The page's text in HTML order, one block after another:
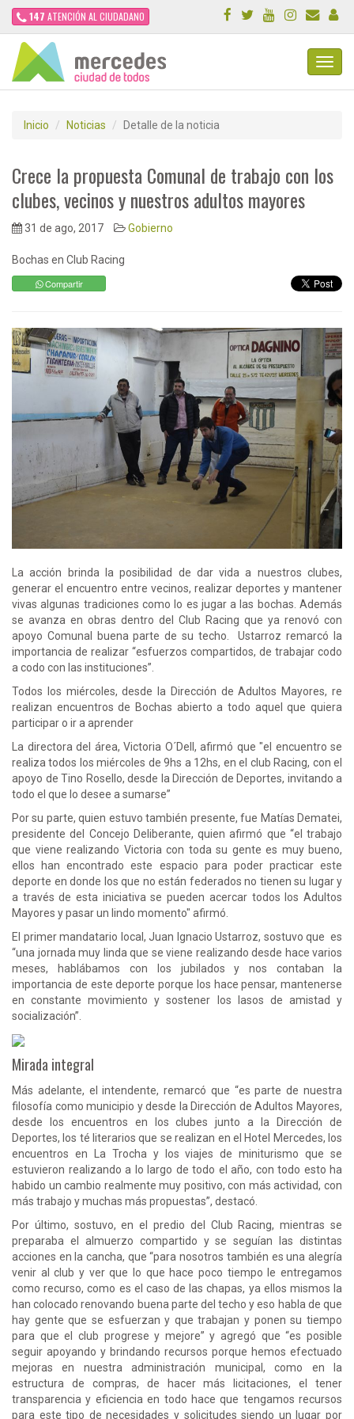
147 ATENCIÓN AL CIUDADANO
Inicio Noticias Detalle de la noticia
Crece la propuesta Comunal de trabajo con los
clubes, vecinos y nuestros adultos mayores
31 de ago, 2017 Gobierno
Bochas en Club Racing
Compartir
La acción brinda la posibilidad de dar vida a nuestros clubes,
generar el encuentro entre vecinos, realizar deportes y mantener
vivas algunas tradiciones como lo es jugar a las bochas. Además
se avanza en obras dentro del Club Racing que ya renovó con
apoyo Comunal buena parte de su techo. Ustarroz remarcó la
importancia de realizar “esfuerzos compartidos, de trabajar codo
a codo con las instituciones”.
Todos los miércoles, desde la Dirección de Adultos Mayores, re
realizan encuentros de Bochas abierto a todo aquel que quiera
participar o ir a aprender
La directora del área, Victoria O´Dell, afirmó que "el encuentro se
realiza todos los miércoles de 9hs a 12hs, en el club Racing, con el
apoyo de Tino Rosello, desde la Dirección de Deportes, invitando a
todo el que lo desee a sumarse”
Por su parte, quien estuvo también presente, fue Matías Dematei,
presidente del Concejo Deliberante, quien afirmó que “el trabajo
que viene realizando Victoria con toda su gente es muy bueno,
ellos han encontrado este espacio para poder practicar este
deporte en donde los que no están federados no tienen su lugar y
a través de esta iniciativa se pueden acercar todos los Adultos
Mayores y pasar un lindo momento" afirmó.
El primer mandatario local, Juan Ignacio Ustarroz, sostuvo que es
“una jornada muy linda que se viene realizando desde hace varios
meses, hablábamos con los jubilados y nos contaban la
importancia de este deporte porque los hace pensar, mantenerse
en constante movimiento y sostener los lasos de amistad y
socialización”.
Mirada integral
Más adelante, el intendente, remarcó que “es parte de nuestra
filosofía como municipio y desde la Dirección de Adultos Mayores,
desde los encuentros en los clubes junto a la Dirección de
Deportes, los té literarios que se realizan en el Hotel Mercedes, los
encuentros en La Trocha y los viajes de miniturismo que se
estuvieron realizando a lo largo de todo el año, con todo esto ha
habido un cambio realmente muy positivo, con más actividad, con
más trabajo y muchas más propuestas”, destacó.
Por último, sostuvo, en el predio del Club Racing, mientras se
preparaba el almuerzo compartido y se seguían las distintas
acciones en la cancha, que “para nosotros también es una alegría
venir al club y ver que lo que hace poco tiempo le entregamos
como recurso, como es el caso de las chapas, ya ellos mismos la
han colocado renovando buena parte del techo y eso habla de que
hay gente que se esfuerzan y que trabajan y ponen su tiempo
para que el club progrese y mejore” y agregó que “es posible
seguir apoyando y brindando recursos porque hemos efectuado
mejoras en nuestra administración municipal, como en la
estructura de compras, de hacer más licitaciones, el tener
transparencia y eficiencia en todo hace que tengamos recursos
para este tipo de necesidades y solicitudes siendo un lugar por